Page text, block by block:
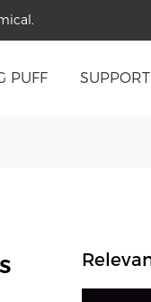
PUFF SUPPORT